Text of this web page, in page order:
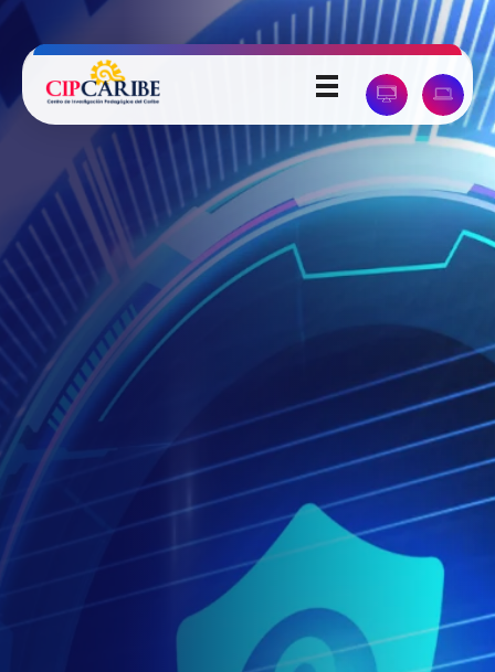
Universidad Pedagógica del Caribe